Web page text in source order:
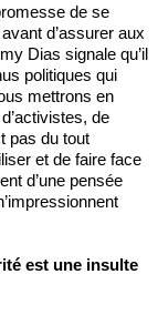
de se
d’assurer aux
Dias signale qu’il
politiques qui
mettrons en
de
pas du tout
et de faire face
d’une pensée
est une insulte